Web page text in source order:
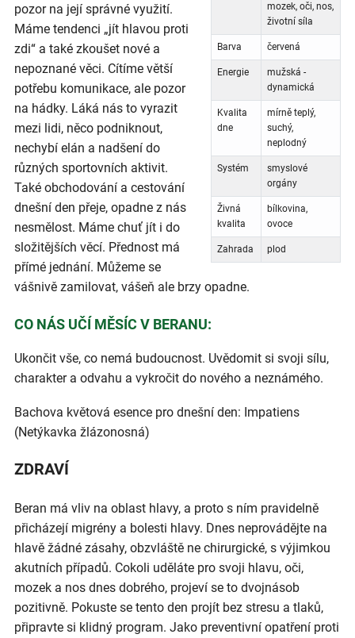
mozek, oči, nos,
životní síla
Barva červená
Energie
mužská -
dynamická
Kvalita
dne
mírně teplý,
suchý,
neplodný
Systém
smyslové
orgány
Živná
kvalita
bílkovina,
ovoce
Zahrada plod
pozor na její správné využití.
Máme tendenci „jít hlavou proti
zdi“ a také zkoušet nové a
nepoznané věci. Cítíme větší
potřebu komunikace, ale pozor
na hádky. Láká nás to vyrazit
mezi lidi, něco podniknout,
nechybí elán a nadšení do
různých sportovních aktivit.
Také obchodování a cestování
dnešní den přeje, opadne z nás
nesmělost. Máme chuť jít i do
složitějších věcí. Přednost má
přímé jednání. Můžeme se
vášnivě zamilovat, vášeň ale brzy opadne.
CO NÁS UČÍ MĚSÍC V BERANU:
Ukončit vše, co nemá budoucnost. Uvědomit si svoji sílu,
charakter a odvahu a vykročit do nového a neznámého.
Bachova květová esence pro dnešní den: Impatiens
(Netýkavka žlázonosná)
ZDRAVÍ
Beran má vliv na oblast hlavy, a proto s ním pravidelně
přicházejí migrény a bolesti hlavy. Dnes neprovádějte na
hlavě žádné zásahy, obzvláště ne chirurgické, s výjimkou
akutních případů. Cokoli uděláte pro svoji hlavu, oči,
mozek a nos dnes dobrého, projeví se to dvojnásob
pozitivně. Pokuste se tento den projít bez stresu a tlaků,
připravte si klidný program. Jako preventivní opatření proti